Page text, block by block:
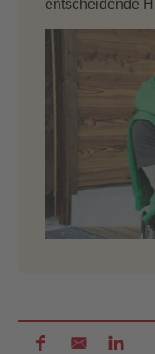
entscheidende